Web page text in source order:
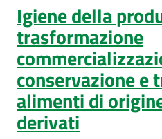
Igiene della
trasformazione
conservazione e
alimenti di
derivati